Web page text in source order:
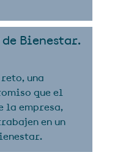
Bienestar.
una
que el
la empresa,
en un